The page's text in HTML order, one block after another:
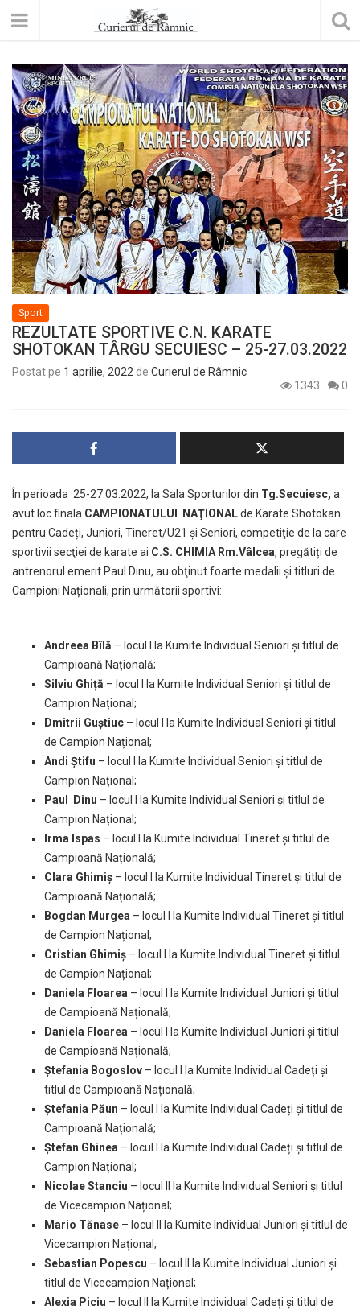
Sport
REZULTATE SPORTIVE C.N. KARATE
SHOTOKAN TÂRGU SECUIESC – 25-27.03.2022
Postat pe 1 aprilie, 2022 de Curierul de Râmnic
1343
0
În perioada 25-27.03.2022, la Sala Sporturilor din Tg.Secuiesc, a
avut loc finala CAMPIONATULUI NAŢIONALde Karate Shotokan
pentru Cadeți, Juniori, Tineret/U21 și Seniori, competiţie de la care
sportivii secţiei de karate ai C.S. CHIMIA Rm.Vâlcea, pregătiți de
antrenorul emerit Paul Dinu, au obţinut foarte medalii și titluri de
Campioni Naționali, prin următorii sportivi:
Andreea Bîlă – locul I la Kumite Individual Seniori și titlul de
Campioană Națională;
Silviu Ghiță – locul I la Kumite Individual Seniori și titlul de
Campion Național;
Dmitrii Guștiuc – locul I la Kumite Individual Seniori și titlul
de Campion Național;
Andi Știfu – locul I la Kumite Individual Seniori și titlul de
Campion Național;
Paul Dinu – locul I la Kumite Individual Seniori și titlul de
Campion Național;
Irma Ispas – locul I la Kumite Individual Tineret și titlul de
Campioană Națională;
Clara Ghimiș – locul I la Kumite Individual Tineret și titlul de
Campioană Națională;
Bogdan Murgea – locul I la Kumite Individual Tineret și titlul
de Campion Național;
Cristian Ghimiș – locul I la Kumite Individual Tineret și titlul
de Campion Național;
Daniela Floarea – locul I la Kumite Individual Juniori și titlul
de Campioană Națională;
Daniela Floarea – locul I la Kumite Individual Juniori și titlul
de Campioană Națională;
Ștefania Bogoslov – locul I la Kumite Individual Cadeți și
titlul de Campioană Națională;
Ștefania Păun – locul I la Kumite Individual Cadeți și titlul de
Campioană Națională;
Ștefan Ghinea – locul I la Kumite Individual Cadeți și titlul de
Campion Național;
Nicolae Stanciu – locul II la Kumite Individual Seniori și titlul
de Vicecampion Național;
Mario Tănase – locul II la Kumite Individual Juniori și titlul de
Vicecampion Național;
Sebastian Popescu – locul II la Kumite Individual Juniori și
titlul de Vicecampion Național;
Alexia Piciu – locul II la Kumite Individual Cadeți și titlul de